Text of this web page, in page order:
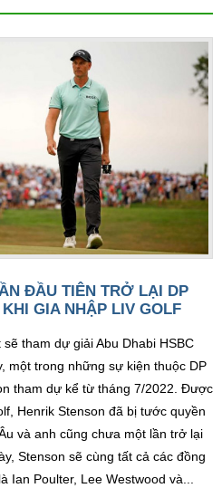
ĐẦU TIÊN TRỞ LẠI DP
GIA NHẬP LIV GOLF
tham dự giải Abu Dhabi HSBC
một trong những sự kiện thuộc DP
tham dự kể từ tháng 7/2022. Được
Henrik Stenson đã bị tước quyền
và anh cũng chưa một lần trở lại
Stenson sẽ cùng tất cả các đồng
Ian Poulter, Lee Westwood và...